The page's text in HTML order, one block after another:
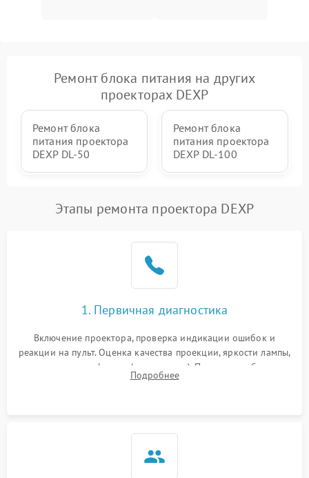
Ремонт блока питания на других
проекторах DEXP
Ремонт блока
питания проектора
DEXP DL-50
Ремонт блока
питания проектора
DEXP DL-100
Этапы ремонта проектора DEXP
1. Первичная диагностика
Включение проектора, проверка индикации ошибок и
реакции на пульт. Оценка качества проекции, яркости лампы,
наличия артефактов (точки, пятна). Проверка работы
системы охлаждения по уровню шума вентиляторов.
Подробнее